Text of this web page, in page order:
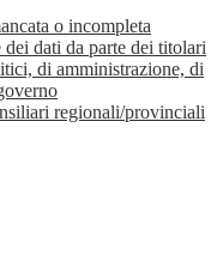
o incompleta
dati da parte dei titolari
di amministrazione, di
regionali/provinciali